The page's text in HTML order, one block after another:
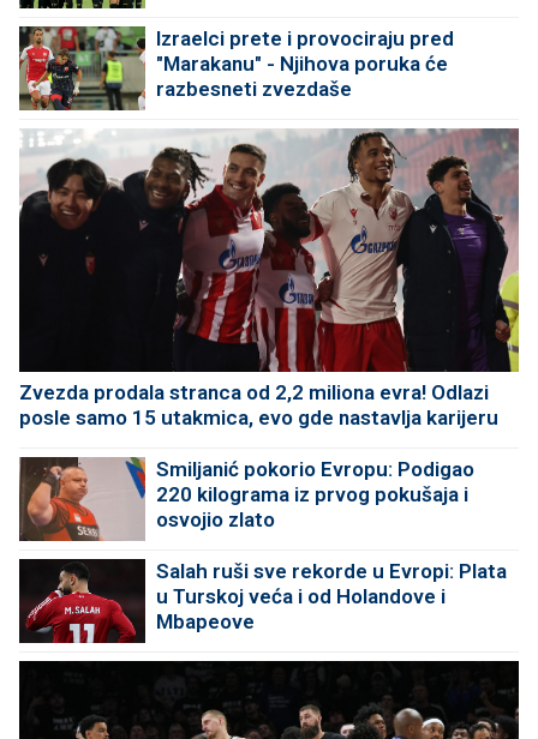
Izraelci prete i provociraju pred
"Marakanu" - Njihova poruka će
razbesneti zvezdaše
Zvezda prodala stranca od 2,2 miliona evra! Odlazi
posle samo 15 utakmica, evo gde nastavlja karijeru
Smiljanić pokorio Evropu: Podigao
220 kilograma iz prvog pokušaja i
osvojio zlato
Salah ruši sve rekorde u Evropi: Plata
u Turskoj veća i od Holandove i
Mbapeove